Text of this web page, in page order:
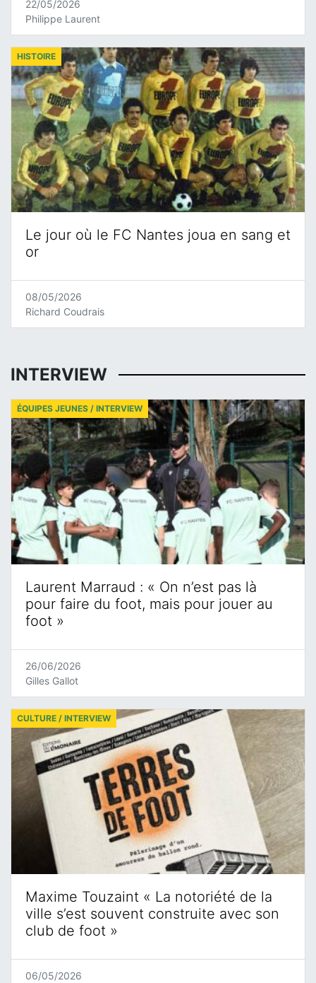
22/05/2026
Philippe Laurent
Le jour où le FC Nantes joua en sang et
or
HISTOIRE
08/05/2026
Richard Coudrais
INTERVIEW
Laurent Marraud : « On n’est pas là
pour faire du foot, mais pour jouer au
foot »
ÉQUIPES JEUNES / INTERVIEW
26/06/2026
Gilles Gallot
Maxime Touzaint « La notoriété de la
ville s’est souvent construite avec son
club de foot »
CULTURE / INTERVIEW
06/05/2026